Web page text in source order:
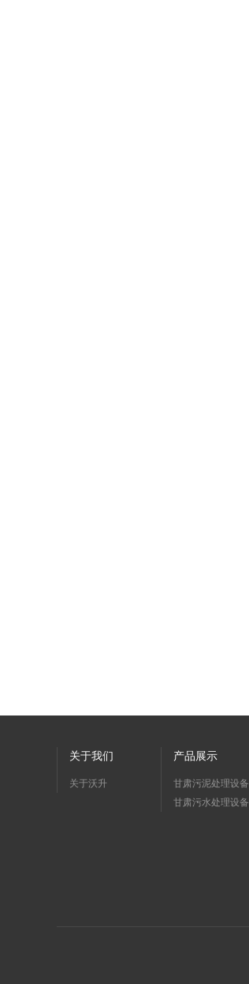
关于我们
关于沃升
产品展示
甘肃污泥处理设备
甘肃污水处理设备